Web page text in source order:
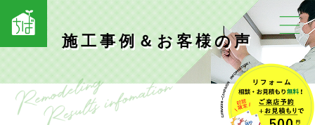
施工事例＆お客様の声